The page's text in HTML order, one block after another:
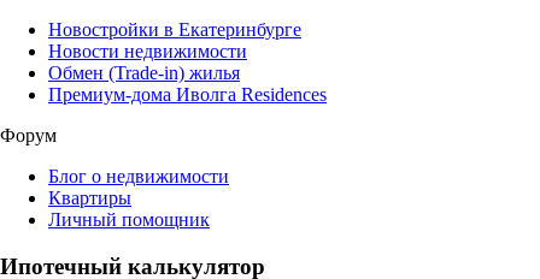
Новостройки в Екатеринбурге
Новости недвижимости
Обмен (Trade-in) жилья
Премиум-дома Иволга Residences
Форум
Блог о недвижимости
Квартиры
Личный помощник
Ипотечный калькулятор